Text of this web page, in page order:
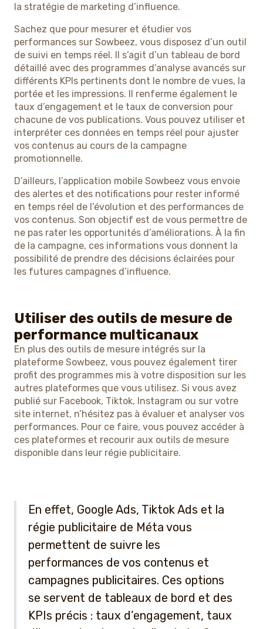
la stratégie de marketing d’influence.
Sachez que pour mesurer et étudier vos
performances sur Sowbeez, vous disposez d’un outil
de suivi en temps réel. Il s’agit d’un tableau de bord
détaillé avec des programmes d’analyse avancés sur
différents KPIs pertinents dont le nombre de vues, la
portée et les impressions. Il renferme également le
taux d’engagement et le taux de conversion pour
chacune de vos publications. Vous pouvez utiliser et
interpréter ces données en temps réel pour ajuster
vos contenus au cours de la campagne
promotionnelle.
D’ailleurs, l’application mobile Sowbeez vous envoie
des alertes et des notifications pour rester informé
en temps réel de l’évolution et des performances de
vos contenus. Son objectif est de vous permettre de
ne pas rater les opportunités d’améliorations. À la fin
de la campagne, ces informations vous donnent la
possibilité de prendre des décisions éclairées pour
les futures campagnes d’influence.
Utiliser des outils de mesure de
performance multicanaux
En plus des outils de mesure intégrés sur la
plateforme Sowbeez, vous pouvez également tirer
profit des programmes mis à votre disposition sur les
autres plateformes que vous utilisez. Si vous avez
publié sur Facebook, Tiktok, Instagram ou sur votre
site internet, n’hésitez pas à évaluer et analyser vos
performances. Pour ce faire, vous pouvez accéder à
ces plateformes et recourir aux outils de mesure
disponible dans leur régie publicitaire.
En effet, Google Ads, Tiktok Ads et la
régie publicitaire de Méta vous
permettent de suivre les
performances de vos contenus et
campagnes publicitaires. Ces options
se servent de tableaux de bord et des
KPIs précis : taux d’engagement, taux